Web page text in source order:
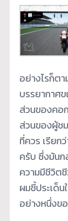
อย่างไรก็ต
บรรยากาศ
ส่วนของคอ
ส่วนของผู้ช
ที่ควร เรียก
ครับ ซึ่งมันก
ความมีชีวิต
ผมชี้ประเด็
อย่างหนึ่งข